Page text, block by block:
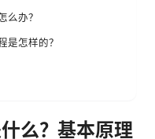
么办？
是怎样的？
么？基本原理